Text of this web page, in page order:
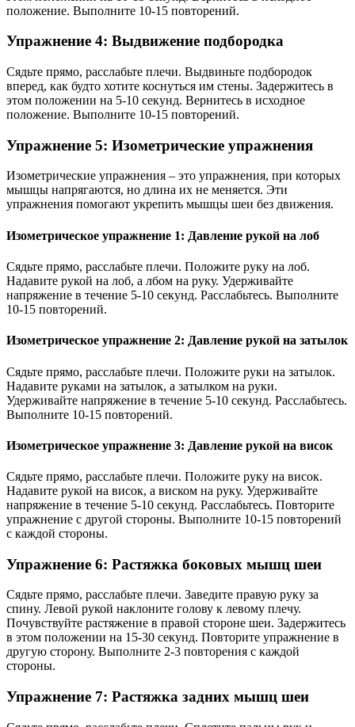
положение. Выполните 10-15 повторений.
Упражнение 4: Выдвижение подбородка
Сядьте прямо, расслабьте плечи. Выдвиньте подбородок
вперед, как будто хотите коснуться им стены. Задержитесь в
этом положении на 5-10 секунд. Вернитесь в исходное
положение. Выполните 10-15 повторений.
Упражнение 5: Изометрические упражнения
Изометрические упражнения – это упражнения, при которых
мышцы напрягаются, но длина их не меняется. Эти
упражнения помогают укрепить мышцы шеи без движения.
Изометрическое упражнение 1: Давление рукой на лоб
Сядьте прямо, расслабьте плечи. Положите руку на лоб.
Надавите рукой на лоб, а лбом на руку. Удерживайте
напряжение в течение 5-10 секунд. Расслабьтесь. Выполните
10-15 повторений.
Изометрическое упражнение 2: Давление рукой на затылок
Сядьте прямо, расслабьте плечи. Положите руки на затылок.
Надавите руками на затылок, а затылком на руки.
Удерживайте напряжение в течение 5-10 секунд. Расслабьтесь.
Выполните 10-15 повторений.
Изометрическое упражнение 3: Давление рукой на висок
Сядьте прямо, расслабьте плечи. Положите руку на висок.
Надавите рукой на висок, а виском на руку. Удерживайте
напряжение в течение 5-10 секунд. Расслабьтесь. Повторите
упражнение с другой стороны. Выполните 10-15 повторений
с каждой стороны.
Упражнение 6: Растяжка боковых мышц шеи
Сядьте прямо, расслабьте плечи. Заведите правую руку за
спину. Левой рукой наклоните голову к левому плечу.
Почувствуйте растяжение в правой стороне шеи. Задержитесь
в этом положении на 15-30 секунд. Повторите упражнение в
другую сторону. Выполните 2-3 повторения с каждой
стороны.
Упражнение 7: Растяжка задних мышц шеи